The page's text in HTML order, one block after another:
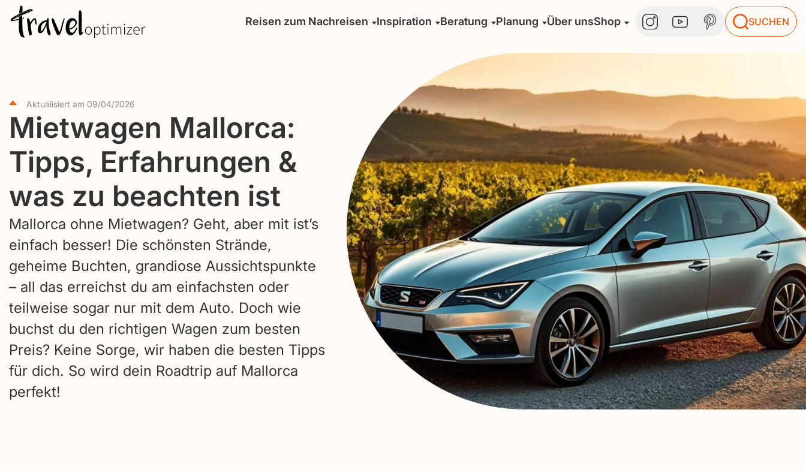
Reisen zum Nachreisen Inspiration Beratung Planung Über unsShop SUCHEN
Aktualisiert am 09/04/2026
Mietwagen Mallorca:
Tipps, Erfahrungen &
was zu beachten ist
Mallorca ohne Mietwagen? Geht, aber mit ist’s
einfach besser! Die schönsten Strände,
geheime Buchten, grandiose Aussichtspunkte
– all das erreichst du am einfachsten oder
teilweise sogar nur mit dem Auto. Doch wie
buchst du den richtigen Wagen zum besten
Preis? Keine Sorge, wir haben die besten Tipps
für dich. So wird dein Roadtrip auf Mallorca
perfekt!